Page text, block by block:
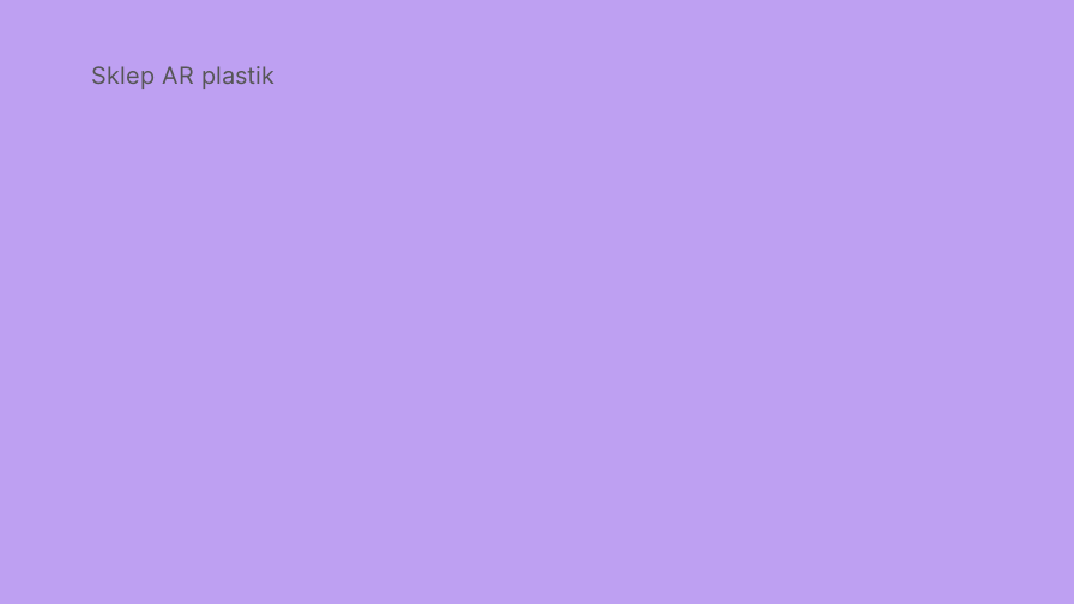
Sklep AR plastik